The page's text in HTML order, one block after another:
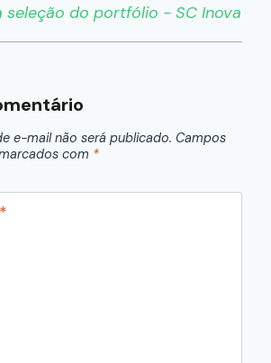
seleção do portfólio - SC Inova
e-mail não será publicado. Campos
com *
*